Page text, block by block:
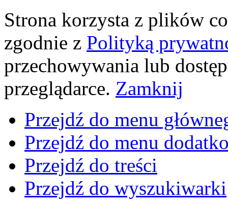
Strona korzysta z plików
zgodnie z Polityką
przechowywania lub
przeglądarce. Zamknij
Przejdź do menu
Przejdź do menu
Przejdź do treści
Przejdź do wyszukiwarki